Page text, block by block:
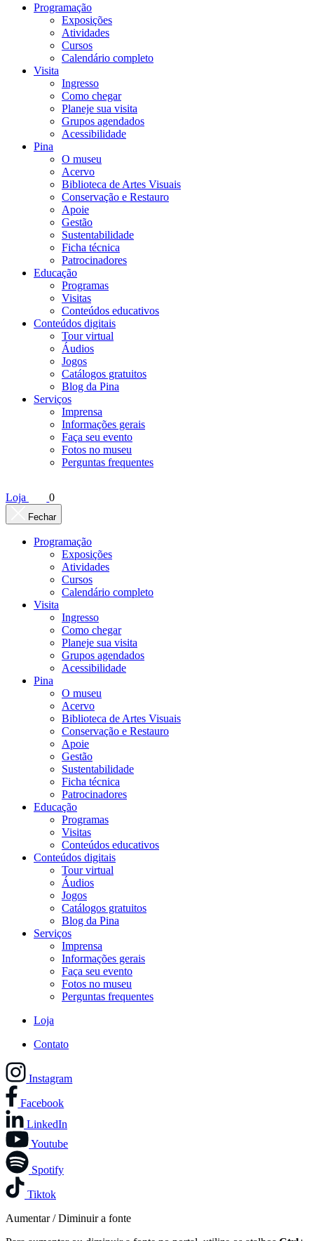
Programação
Exposições
Atividades
Cursos
Calendário completo
Visita
Ingresso
Como chegar
Planeje sua visita
Grupos agendados
Acessibilidade
Pina
O museu
Acervo
Biblioteca de Artes Visuais
Conservação e Restauro
Apoie
Gestão
Sustentabilidade
Ficha técnica
Patrocinadores
Educação
Programas
Visitas
Conteúdos educativos​
Conteúdos digitais
Tour virtual
Áudios
Jogos
Catálogos gratuitos
Blog da Pina
Serviços
Imprensa
Informações gerais
Faça seu evento
Fotos no museu
Perguntas frequentes
Loja 0
Fechar
Programação
Exposições
Atividades
Cursos
Calendário completo
Visita
Ingresso
Como chegar
Planeje sua visita
Grupos agendados
Acessibilidade
Pina
O museu
Acervo
Biblioteca de Artes Visuais
Conservação e Restauro
Apoie
Gestão
Sustentabilidade
Ficha técnica
Patrocinadores
Educação
Programas
Visitas
Conteúdos educativos​
Conteúdos digitais
Tour virtual
Áudios
Jogos
Catálogos gratuitos
Blog da Pina
Serviços
Imprensa
Informações gerais
Faça seu evento
Fotos no museu
Perguntas frequentes
Loja
Contato
Instagram
Facebook
LinkedIn
Youtube
Spotify
Tiktok
Aumentar / Diminuir a fonte